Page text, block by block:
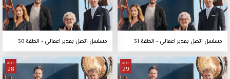
مسلسل اتصل بمدير اعمالي - الحلقة 31 مسلسل اتصل بمدير اعمالي - الحلقة 30
حلقة
29
حلقة
28